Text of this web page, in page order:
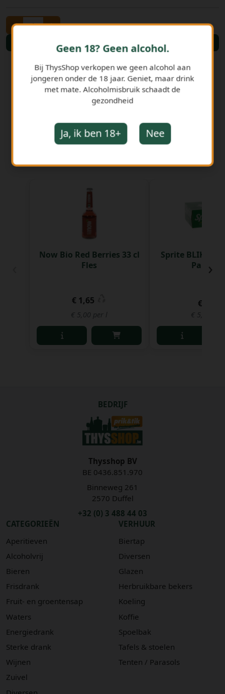
- +
Bestellen
GERELATEERDE PRODUCTEN
Now Bio Red Berries 33 cl
Fles
€ 1,65
€ 5,00 per l
Sprite BLIK
Pak 12
€ 9,76
€ 5,43
›
BEDRIJF
Thysshop BV
BE 0436.851.970
Binneweg 261
2570 Duffel
+32 (0) 3 488 44 03
CATEGORIEËN
Aperitieven
Alcoholvrij
Bieren
Frisdrank
Fruit- en groentensap
Waters
Energiedrank
Sterke drank
Wijnen
Zuivel
VERHUUR
Biertap
Diversen
Glazen
Herbruikbare bekers
Koeling
Koffie
Spoelbak
Tafels & stoelen
Tenten / Parasols
Geen 18? Geen alcohol.
Bij ThysShop verkopen we geen alcohol aan
jongeren onder de 18 jaar. Geniet, maar drink
met mate. Alcoholmisbruik schaadt de
gezondheid
Ja, ik ben 18+ Nee